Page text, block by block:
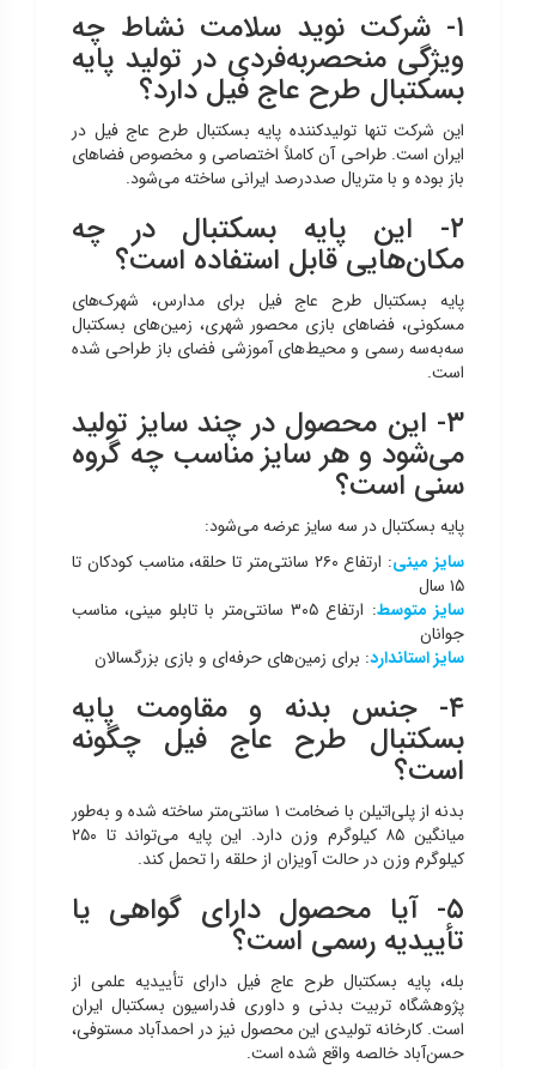
۱- شرکت نوید سلامت نشاط چه
ویژگی منحصربه‌فردی در تولید پایه
بسکتبال طرح عاج فیل دارد؟
این شرکت تنها تولیدکننده پایه بسکتبال طرح عاج فیل در
ایران است. طراحی آن کاملاً اختصاصی و مخصوص فضاهای
باز بوده و با متریال صددرصد ایرانی ساخته می‌شود.
۲- این پایه بسکتبال در چه
مکان‌هایی قابل استفاده است؟
پایه بسکتبال طرح عاج فیل برای مدارس، شهرک‌های
مسکونی، فضاهای بازی محصور شهری، زمین‌های بسکتبال
سه‌به‌سه رسمی و محیط‌های آموزشی فضای باز طراحی شده
است.
۳- این محصول در چند سایز تولید
می‌شود و هر سایز مناسب چه گروه
سنی است؟
پایه بسکتبال در سه سایز عرضه می‌شود:
سایز مینی
: ارتفاع ۲۶۰ سانتی‌متر تا حلقه، مناسب کودکان تا
۱۵ سال
سایز متوسط
: ارتفاع ۳۰۵ سانتی‌متر با تابلو مینی، مناسب
جوانان
سایز استاندارد: برای زمین‌های حرفه‌ای و بازی بزرگسالان
۴- جنس بدنه و مقاومت پایه
بسکتبال طرح عاج فیل چگونه
است؟
بدنه از پلی‌اتیلن با ضخامت ۱ سانتی‌متر ساخته شده و به‌طور
میانگین ۸۵ کیلوگرم وزن دارد. این پایه می‌تواند تا ۲۵۰
کیلوگرم وزن در حالت آویزان از حلقه را تحمل کند.
۵- آیا محصول دارای گواهی یا
تأییدیه رسمی است؟
بله، پایه بسکتبال طرح عاج فیل دارای تأییدیه علمی از
پژوهشگاه تربیت بدنی و داوری فدراسیون بسکتبال ایران
است. کارخانه تولیدی این محصول نیز در احمدآباد مستوفی،
حسن‌آباد خالصه واقع شده است.